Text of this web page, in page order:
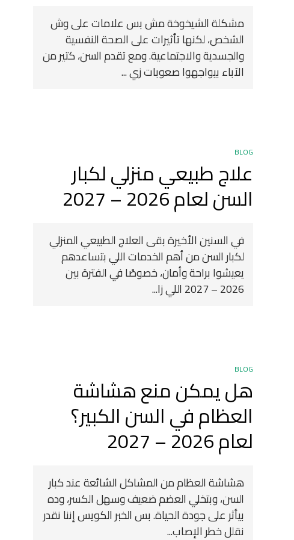
مشكلة الشيخوخة مش بس علامات على وش
الشخص، لكنها تأثيرات على الصحة النفسية
والجسدية والاجتماعية. ومع تقدم السن، كتير من
الآباء بيواجهوا صعوبات زي ...
BLOG
علاج طبيعي منزلي لكبار
السن لعام 2026 – 2027
في السنين الأخيرة بقى العلاج الطبيعي المنزلي
لكبار السن من أهم الخدمات اللي بتساعدهم
يعيشوا براحة وأمان، خصوصًا في الفترة بين
2026 – 2027 اللي زا...
BLOG
هل يمكن منع هشاشة
العظام في السن الكبير؟
لعام 2026 – 2027
هشاشة العظام من المشاكل الشائعة عند كبار
السن، وبتخلي العضم ضعيف وسهل الكسر، وده
بيأثر على جودة الحياة. بس الخبر الكويس إننا نقدر
نقلل خطر الإصاب...